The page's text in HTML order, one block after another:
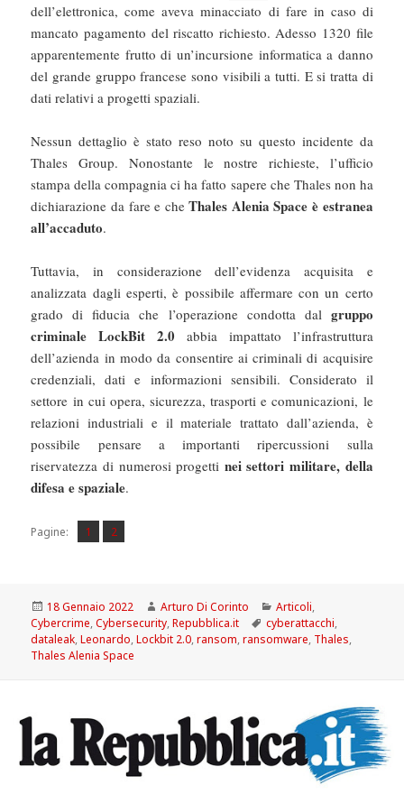
dell’elettronica, come aveva minacciato di fare in caso di
mancato pagamento del riscatto richiesto. Adesso 1320 file
apparentemente frutto di un’incursione informatica a danno
del grande gruppo francese sono visibili a tutti. E si tratta di
dati relativi a progetti spaziali.
Nessun dettaglio è stato reso noto su questo incidente da
Thales Group. Nonostante le nostre richieste, l’ufficio
stampa della compagnia ci ha fatto sapere che Thales non ha
dichiarazione da fare e cheThales Alenia Space è estranea
all’accaduto.
Tuttavia, in considerazione dell’evidenza acquisita e
analizzata dagli esperti, è possibile affermare con un certo
grado di fiducia che l’operazione condotta dal gruppo
criminale LockBit 2.0 abbia impattato l’infrastruttura
dell’azienda in modo da consentire ai criminali di acquisire
credenziali, dati e informazioni sensibili. Considerato il
settore in cui opera, sicurezza, trasporti e comunicazioni, le
relazioni industriali e il materiale trattato dall’azienda, è
possibile pensare a importanti ripercussioni sulla
riservatezza di numerosi progetti nei settori militare, della
difesa e spaziale.
Pagine: Pagina
1 ,
Pagina
2
Scritto
il
18 Gennaio 2022 Autore
Arturo Di Corinto Categorie
Articoli,
Cybercrime,Cybersecurity,Repubblica.it Tag
cyberattacchi,
dataleak,Leonardo,Lockbit 2.0,ransom,ransomware, Thales,
Thales Alenia Space